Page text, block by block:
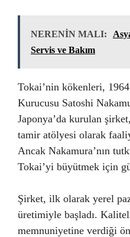
NERENİN MALI:
Servis ve Bakım
Tokai’nin kökenleri, 1964
Kurucusu Satoshi
Japonya’da kurulan
tamir atölyesi olarak
Ancak Nakamura’nın
Tokai’yi büyütmek için
Şirket, ilk olarak yerel
üretimiyle başladı.
memnuniyetine verdiği